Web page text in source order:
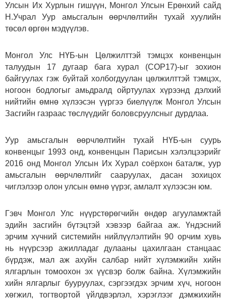
Улсын Их Хурлын гишүүн, Монгол Улсын Ерөнхий сайд
Н.Учрал Уур амьсгалын өөрчлөлтийн тухай хуулийн
төсөл өргөн мэдүүлэв.
Монгол Улс НҮБ-ын Цөлжилттэй тэмцэх конвенцын
талуудын 17 дугаар бага хурал (COP17)-ыг зохион
байгуулах гэж буйтай холбогдуулан цөлжилттэй тэмцэх,
ногоон бодлогыг амьдралд ойртуулах хүрээнд дэлхий
нийтийн өмнө хүлээсэн үүргээ биелүүлж Монгол Улсын
Засгийн газраас төслүүдийг боловсруулсныг дурдлаа.
Уур амьсгалын өөрчлөлтийн тухай НҮБ-ын суурь
конвенцыг 1993 онд, конвенцын Парисын хэлэлцээрийг
2016 онд Монгол Улсын Их Хурал соёрхон баталж, уур
амьсгалын өөрчлөлтийг сааруулах, дасан зохицох
чиглэлээр олон улсын өмнө үүрэг, амлалт хүлээсэн юм.
Гэвч Монгол Улс нүүрстөрөгчийн өндөр агууламжтай
эдийн засгийн бүтэцтэй хэвээр байгаа аж. Үндэсний
эрчим хүчний системийн нийлүүлэлтийн 90 орчим хувь
нь нүүрсээр ажилладаг дулааны цахилгаан станцаас
бүрдэж, мал аж ахуйн салбар нийт хүлэмжийн хийн
ялгарлын томоохон эх үүсвэр болж байна. Хүлэмжийн
хийн ялгарлыг бууруулах, сэргээгдэх эрчим хүч, ногоон
хөгжил, тогтвортой үйлдвэрлэл, хэрэглээг дэмжихийн